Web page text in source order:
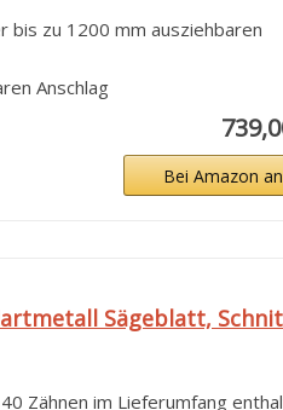
bis zu 1200 mm ausziehbaren
Anschlag
Bei Amazon
Sägeblatt,
Zähnen im Lieferumfang